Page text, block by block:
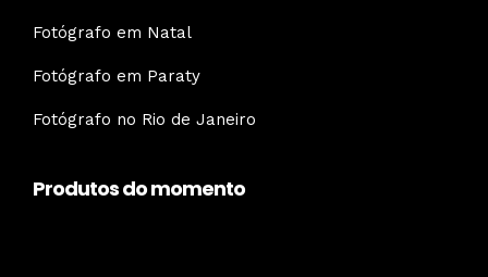
Fotógrafo em Natal
Fotógrafo em Paraty
Fotógrafo no Rio de Janeiro
Produtos do momento